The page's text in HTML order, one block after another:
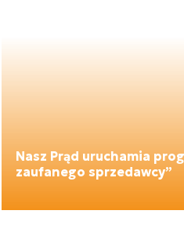
Nasz Prąd uruchamia
zaufanego sprzedawcy”